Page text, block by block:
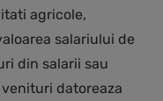
agricole,
salariului de
din salarii sau
datoreaza